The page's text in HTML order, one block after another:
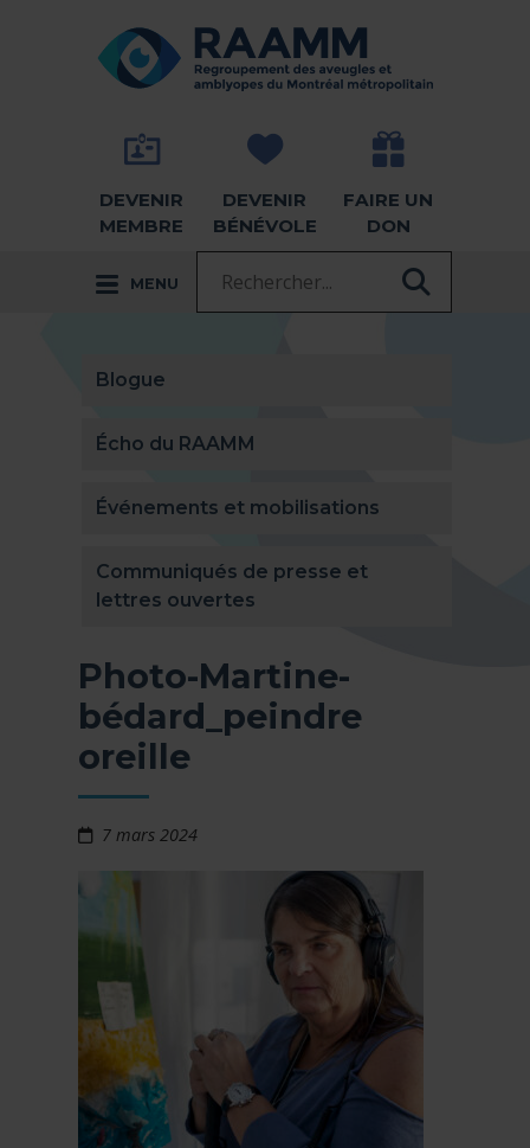
RETOUR À LA PAGE D'ACCUEIL -
DEVENIR
MEMBRE
DEVENIR
BÉNÉVOLE
FAIRE UN
DON
MENU
Blogue
Écho du RAAMM
Événements et mobilisations
Communiqués de presse et
lettres ouvertes
Photo-Martine-
bédard_peindre
oreille
7 mars 2024